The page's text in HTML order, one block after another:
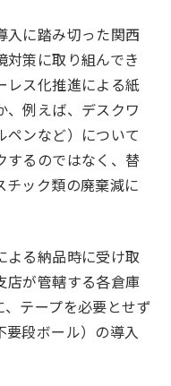
入に踏み切った関西
策に取り組んでき
レス化推進による紙
例えば、デスクワ
ペンなど）について
するのではなく、替
チック類の廃棄減に
よる納品時に受け取
店が管轄する各倉庫
テープを必要とせず
段ボール）の導入